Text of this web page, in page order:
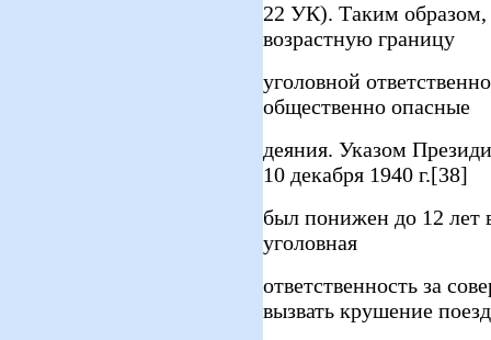
22 УК). Таким
возрастную границу
уголовной
общественно опасные
деяния. Указом
10 декабря 1940 г.[38]
был понижен до 12 лет
уголовная
ответственность за
вызвать крушение